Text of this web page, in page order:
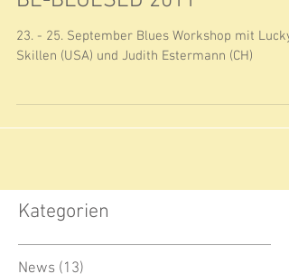
BE-BLUESED 2011
Skillen (USA) und Judith Estermann (CH)
Kategorien